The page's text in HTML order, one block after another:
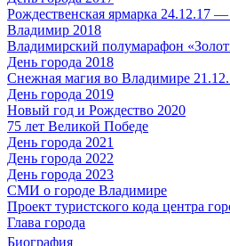
Рождественская ярмарка 24.12.17
Владимир 2018
Владимирский полумарафон
День города 2018
Снежная магия во Владимире
День города 2019
Новый год и Рождество 2020
75 лет Великой Победе
День города 2021
День города 2022
День города 2023
СМИ о городе Владимире
Проект туристского кода центра
Глава города
Биография